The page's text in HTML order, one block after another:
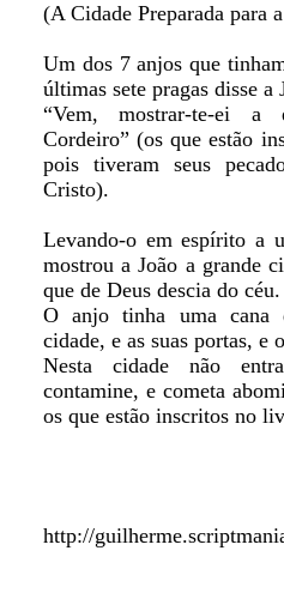
(A Cidade Preparada para
Um dos 7 anjos que
últimas sete pragas disse a
“Vem, mostrar-te-ei
Cordeiro” (os que estão
pois tiveram seus
Cristo).
Levando-o em espírito a
mostrou a João a grande
que de Deus descia do céu.
O anjo tinha uma cana
cidade, e as suas portas, e
Nesta cidade não
contamine, e cometa
os que estão inscritos no
http://